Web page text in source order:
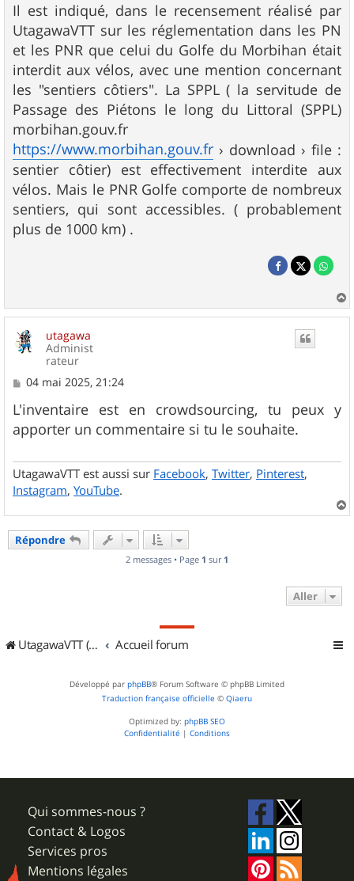
a
g
e
Il est indiqué, dans le recensement réalisé par
UtagawaVTT sur les réglementation dans les PN
et les PNR que celui du Golfe du Morbihan était
interdit aux vélos, avec une mention concernant
les "sentiers côtiers". La SPPL ( la servitude de
Passage des Piétons le long du Littoral (SPPL)
morbihan.gouv.fr
https://www.morbihan.gouv.fr › download › file :
sentier côtier) est effectivement interdite aux
vélos. Mais le PNR Golfe comporte de nombreux
sentiers, qui sont accessibles. ( probablement
plus de 1000 km) .
a
utagawa
Administ
rateur
M
s
s
a
04 mai 2025, 21:24
L'inventaire est en crowdsourcing, tu peux y
apporter un commentaire si tu le souhaite.
UtagawaVTT est aussi sur Facebook, Twitter, Pinterest,
Instagram, YouTube.
a
Répondre
2 messages • Page 1 sur 1
Aller
UtagawaVTT (Randos VTT et VTTAE avec traces GPS) Accueil forum
Développé par phpBB® Forum Software © phpBB Limited
Traduction française officielle © Qiaeru
Optimized by: phpBB SEO
Confidentialité | Conditions
Qui sommes-nous ?
Contact & Logos
Services pros
Mentions légales